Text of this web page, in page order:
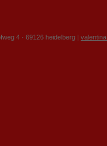
4 · 69126 heidelberg |